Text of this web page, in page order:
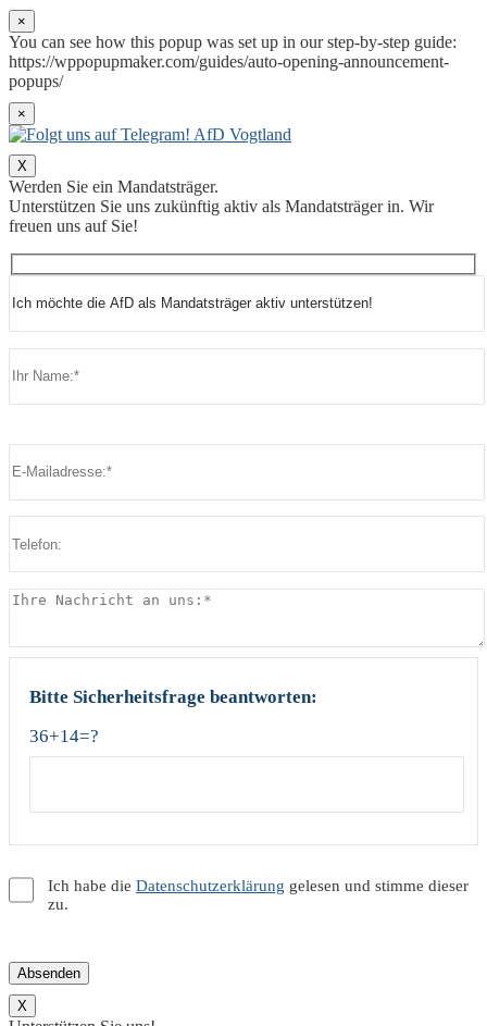
×
You can see how this popup was set up in our step-by-step guide:
https://wppopupmaker.com/guides/auto-opening-announcement-
popups/
×
X
Werden Sie ein Mandatsträger.
Unterstützen Sie uns zukünftig aktiv als Mandatsträger in. Wir
freuen uns auf Sie!
Bitte lasse dieses Feld leer.
Bitte Sicherheitsfrage beantworten:
36+14=?
Ich habe die Datenschutzerklärung gelesen und stimme dieser
zu.
X